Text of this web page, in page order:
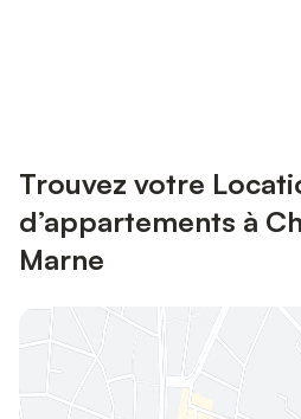
Trouvez votre
d’appartements à
Marne